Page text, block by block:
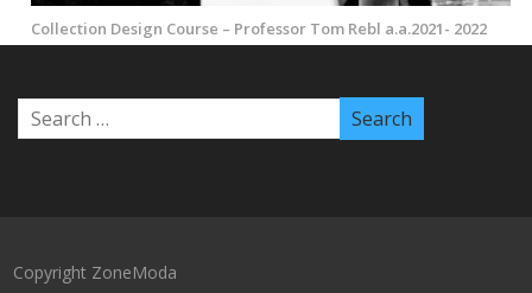
Collection Design Course – Professor Tom Rebl a.a.2021- 2022
Copyright ZoneModa